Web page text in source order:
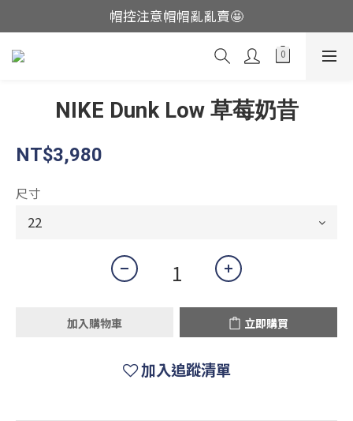
這裡現貨不用等👟
帽控注意帽帽亂亂賣🤩
這裡現貨不用等👟
NIKE Dunk Low 草莓奶昔
NT$3,980
尺寸
加入購物車 立即購買
加入追蹤清單